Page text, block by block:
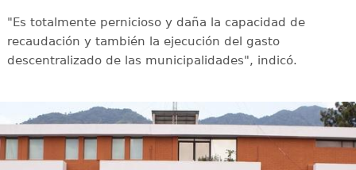
"Es totalmente pernicioso y daña la capacidad de
recaudación y también la ejecución del gasto
descentralizado de las municipalidades", indicó.